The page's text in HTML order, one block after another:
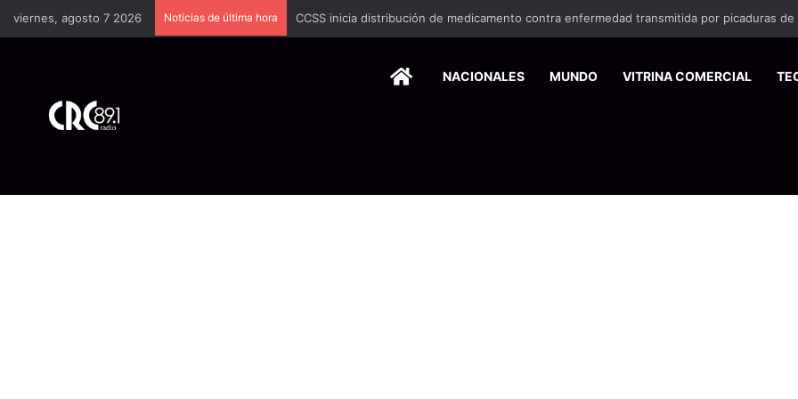
viernes, agosto 7 2026 Noticias de última hora
HOMENACIONALES MUNDO VITRINA COMERCIAL